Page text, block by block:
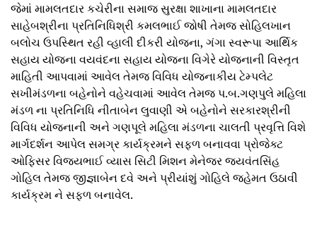
જેમાં મામલતદાર કચેરીના સમાજ સુરક્ષા શાખાના મામલતદાર
સાહેબશ્રીના પ્રતિનિધિશ્રી કમલભાઈ જોષી તેમજ સોહિલખાન
બલોચ ઉપસ્થિત રહી વ્હાલી દીકરી યોજના, ગંગા સ્વરૂપા આર્થિક
સહાય યોજના વયવંદના સહાય યોજના વિગેરે યોજનાની વિસ્તૃત
માહિતી આપવામાં આવેલ તેમજ વિવિધ યોજનાકીય ટેમ્પલેટ
સખીમંડળના બહેનોને વહેચવામાં આવેલ તેમજ પ.બ.ગણપુલે મહિલા
મંડળ ના પ્રતિનિધિ નીતાબેન લુવાણી એ બહેનોને સરકારશ્રીની
વિવિધ યોજનાની અને ગણપૂલે મહિલા મંડળના ચાલતી પ્રવૃત્તિ વિશે
માર્ગદર્શન આપેલ સમગ્ર કાર્યક્રમને સફળ બનાવવા પ્રોજેક્ટ
ઓફિસર વિજયભાઈ વ્યાસ સિટી મિશન મેનેજર જયવંતસિંહ
ગોહિલ તેમજ જીજ્ઞાબેન દવે અને પ્રીયાંશું ગોહિલે જહેમત ઉઠાવી
કાર્યક્રમ ને સફળ બનાવેલ.